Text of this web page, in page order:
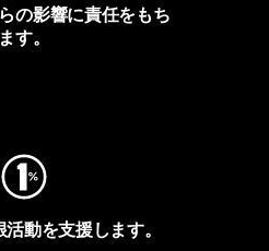
の影響に責任をもち
ます。
動を支援します。